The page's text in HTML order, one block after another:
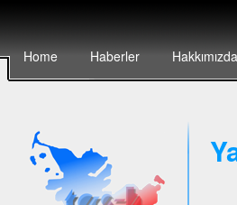
Home Haberler Hakkımızda